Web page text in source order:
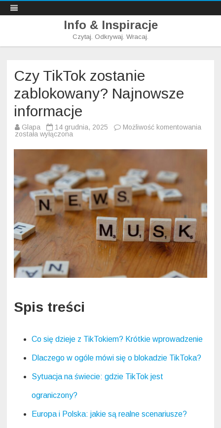
Info & Inspiracje
Czytaj. Odkrywaj. Wracaj.
Skip
Czy TikTok zostanie
zablokowany? Najnowsze
informacje
Glapa 14 grudnia, 2025 Możliwość komentowania
została wyłączona
Spis treści
Co się dzieje z TikTokiem? Krótkie wprowadzenie
Dlaczego w ogóle mówi się o blokadzie TikToka?
Sytuacja na świecie: gdzie TikTok jest
ograniczony?
Europa i Polska: jakie są realne scenariusze?